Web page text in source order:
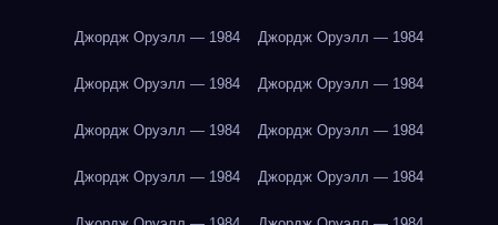
Джордж Оруэлл — 1984 Джордж Оруэлл — 1984
Джордж Оруэлл — 1984 Джордж Оруэлл — 1984
Джордж Оруэлл — 1984 Джордж Оруэлл — 1984
Джордж Оруэлл — 1984 Джордж Оруэлл — 1984